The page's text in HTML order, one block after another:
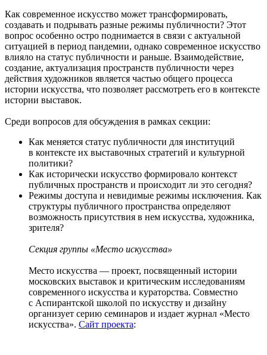
Как современное искусство может трансформировать,
создавать и подрывать разные режимы публичности? Этот
вопрос особенно остро поднимается в связи с актуальной
ситуацией в период пандемии, однако современное искусство
влияло на статус публичности и раньше. Взаимодействие,
создание, актуализация пространств публичности через
действия художников является частью общего процесса
истории искусства, что позволяет рассмотреть его в контексте
истории выставок.
Среди вопросов для обсуждения в рамках секции:
​​​​​​​Как меняется статус публичности для институций
в контексте их выставочных стратегий и культурной
политики?
Как исторически искусство формировало контекст
публичных пространств и происходит ли это сегодня?
Режимы доступа и невидимые режимы исключения. Как
структуры публичного пространства определяют
возможность присутствия в нем искусства, художника,
зрителя?
Секция группы «Место искусства»
Место искусства — проект, посвященный истории
московских выставок и критическим исследованиям
современного искусства и кураторства. Совместно
с Аспирантской школой по искусству и дизайну
организует серию семинаров и издает журнал «Место
искусства». Сайт проекта: